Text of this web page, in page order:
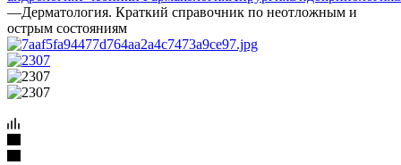
—Дерматология. Краткий справочник по неотложным и
острым состояниям